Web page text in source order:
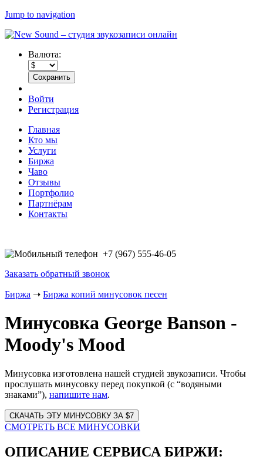
Jump to navigation
Валюта:
Войти
Регистрация
Главная
Кто мы
Услуги
Биржа
Чаво
Отзывы
Портфолио
Партнёрам
Контакты
+7 (967) 555-46-05
Заказать обратный звонок
Биржа ➝ Биржа копий минусовок песен
Минусовка George Banson -
Moody's Mood
Минусовка изготовлена нашей студией звукозаписи. Чтобы
прослушать минусовку перед покупкой (с “водяными
знаками”), напишите нам.
Website
URL
СМОТРЕТЬ ВСЕ МИНУСОВКИ
ОПИСАНИЕ СЕРВИСА БИРЖИ: